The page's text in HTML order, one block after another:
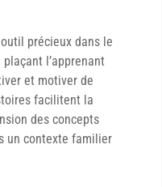
précieux dans le
l’apprenant
et motiver de
facilitent la
des concepts
un contexte familier